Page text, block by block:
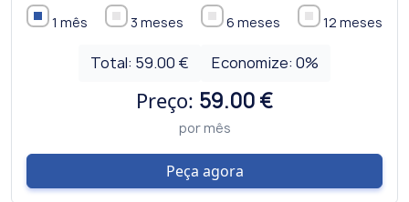
1 mês 3 meses 6 meses 12 meses
Total: 59.00 € Economize:0%
Preço: 59.00 €
por mês
Peça agora